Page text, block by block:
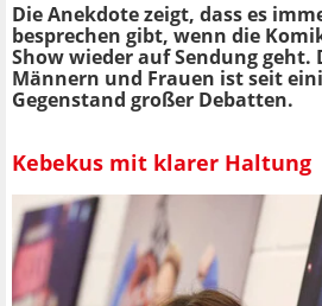
Die Anekdote zeigt, dass es
besprechen gibt, wenn die
Show wieder auf Sendung geht.
Männern und Frauen ist seit
Gegenstand großer Debatten.
Kebekus mit klarer Haltung